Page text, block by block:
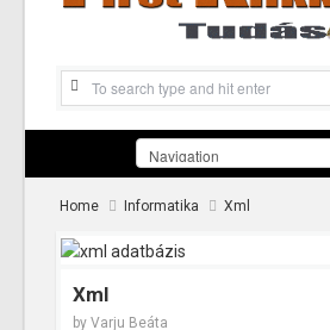
Home Informatika Xml
Xml
by Varju Beáta